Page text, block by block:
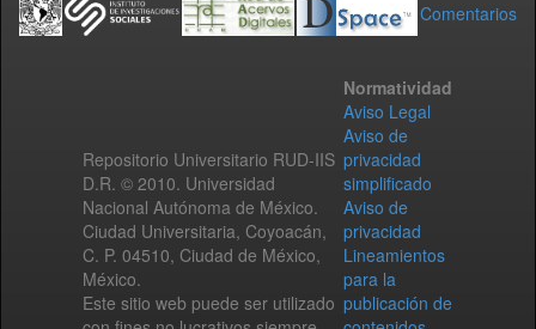
Comentarios
Repositorio Universitario RUD-IIS
D.R. © 2010. Universidad
Nacional Autónoma de México.
Ciudad Universitaria, Coyoacán,
C. P. 04510, Ciudad de México,
México.
Este sitio web puede ser utilizado
Normatividad
Aviso Legal
Aviso de
privacidad
simplificado
Aviso de
privacidad
Lineamientos
para la
publicación de